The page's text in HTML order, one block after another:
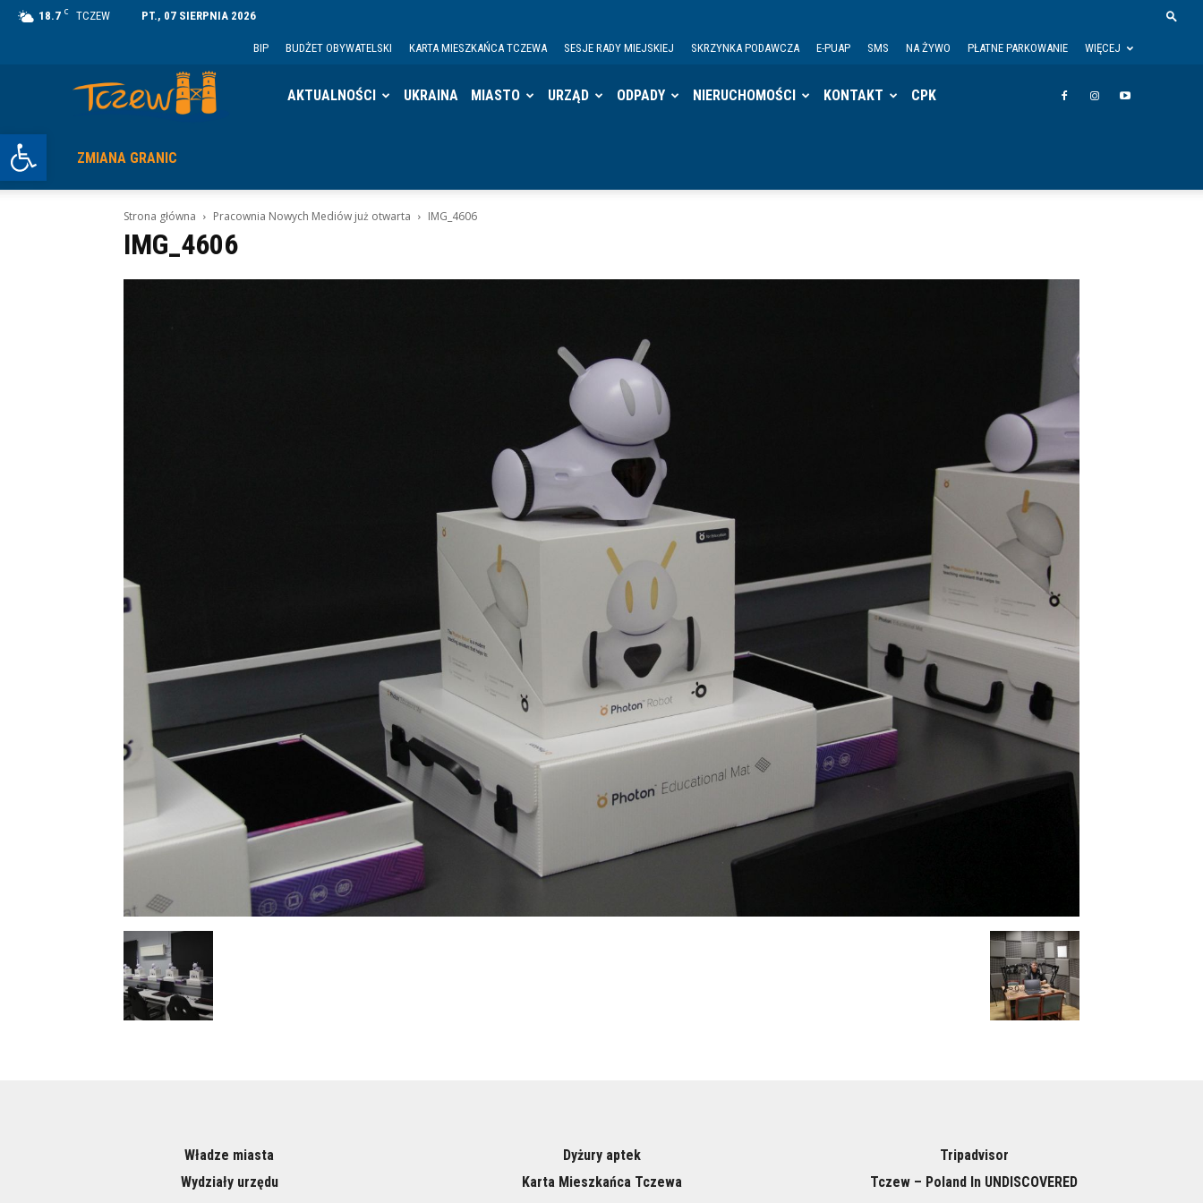
Otwórz pasek narzędzi
18.7 C TCZEW PT., 07 SIERPNIA 2026
BIP BUDŻET OBYWATELSKI KARTA MIESZKAŃCA TCZEWA SESJE RADY MIEJSKIEJ SKRZYNKA PODAWCZA E-PUAP SMS NA ŻYWO PŁATNE PARKOWANIE WIĘCEJ
AKTUALNOŚCI UKRAINA MIASTO URZĄD ODPADY NIERUCHOMOŚCI KONTAKT CPK
ZMIANA GRANIC
Strona główna Pracownia Nowych Mediów już otwarta IMG_4606
IMG_4606
Władze miasta
Wydziały urzędu
Dyżury aptek
Karta Mieszkańca Tczewa
Tripadvisor
Tczew – Poland In UNDISCOVERED